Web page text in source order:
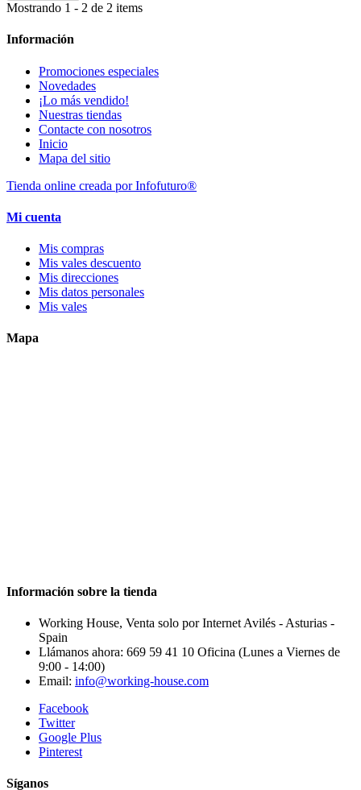
Mostrando 1 - 2 de 2 items
Información
Promociones especiales
Novedades
¡Lo más vendido!
Nuestras tiendas
Contacte con nosotros
Inicio
Mapa del sitio
Tienda online creada por Infofuturo®
Mi cuenta
Mis compras
Mis vales descuento
Mis direcciones
Mis datos personales
Mis vales
Mapa
Información sobre la tienda
Working House, Venta solo por Internet Avilés - Asturias -
Spain
Llámanos ahora: 669 59 41 10 Oficina (Lunes a Viernes de
9:00 - 14:00)
Email: info@working-house.com
Facebook
Twitter
Google Plus
Pinterest
Síganos